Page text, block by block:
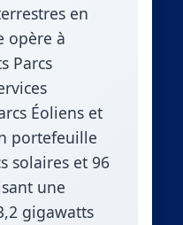
en
opère à
Parcs
Éoliens et
portefeuille
solaires et 96
une
gigawatts